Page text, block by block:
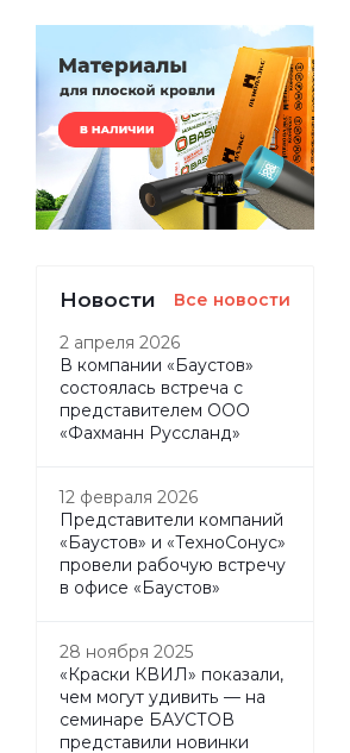
Новости Все новости
2 апреля 2026
В компании «Баустов»
состоялась встреча с
представителем ООО
«Фахманн Руссланд»
12 февраля 2026
Представители компаний
«Баустов» и «ТехноСонус»
провели рабочую встречу
в офисе «Баустов»
28 ноября 2025
«Краски КВИЛ» показали,
чем могут удивить — на
семинаре БАУСТОВ
представили новинки